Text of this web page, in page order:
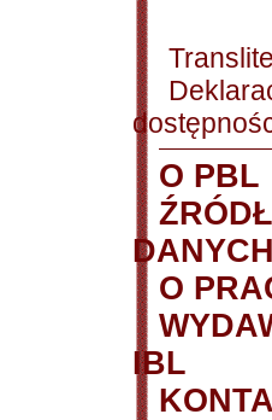
O PBL
DANYCH
O
IBL